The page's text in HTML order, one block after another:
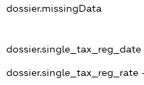
dossier.missingData
dossier.single_tax_reg_date
dossier.single_tax_reg_rate